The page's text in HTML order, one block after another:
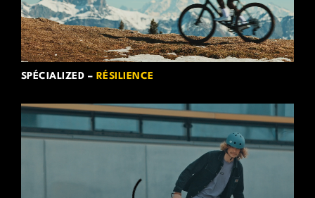
SPÉCIALIZED – RÉSILIENCE